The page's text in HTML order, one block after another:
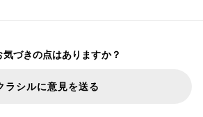
気づきの点はありますか？
ラシルに意見を送る